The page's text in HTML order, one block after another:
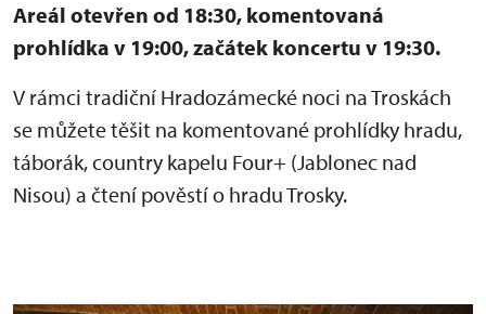
Areál otevřen od 18:30, komentovaná
prohlídka v 19:00, začátek koncertu v 19:30.
V rámci tradiční Hradozámecké noci na Troskách
se můžete těšit na komentované prohlídky hradu,
táborák, country kapelu Four+ (Jablonec nad
Nisou) a čtení pověstí o hradu Trosky.